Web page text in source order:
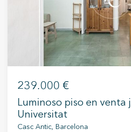
239.000 €
Luminoso piso en venta
Universitat
Casc Antic, Barcelona
Marketing y publicidad
Estas cookies son utilizadas para
sobre las preferencias y
a través de la observación
navegación. Gracias a ellas,